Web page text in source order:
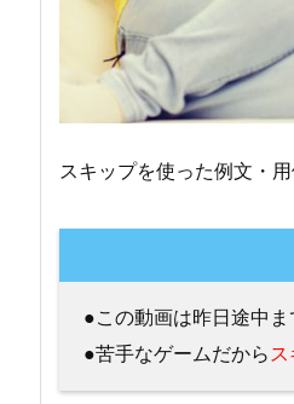
スキップを使った例文・用
●この動画は昨日途中
●苦手なゲームだから